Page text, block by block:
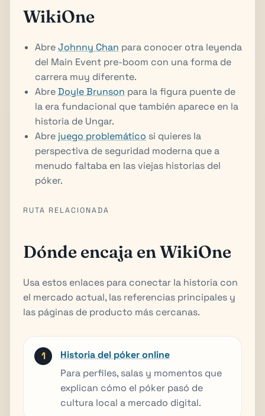
WikiOne
AbreJohnny Chan para conocer otra leyenda
del Main Event pre-boom con una forma de
carrera muy diferente.
AbreDoyle Brunson para la figura puente de
la era fundacional que también aparece en la
historia de Ungar.
Abre juego problemático si quieres la
perspectiva de seguridad moderna que a
menudo faltaba en las viejas historias del
póker.
RUTA RELACIONADA
Dónde encaja en WikiOne
Usa estos enlaces para conectar la historia con
el mercado actual, las referencias principales y
las páginas de producto más cercanas.
Historia del póker online
Para perfiles, salas y momentos que
explican cómo el póker pasó de
cultura local a mercado digital.